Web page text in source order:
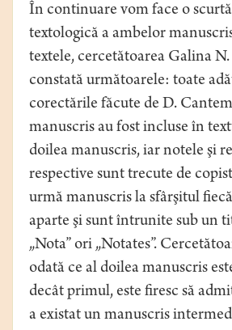
În continuare vom face o
textologică a ambelor
textele, cercetătoarea Galina
constată următoarele: toate
corectările făcute de D.
manuscris au fost incluse în
doilea manuscris, iar notele şi
respective sunt trecute de
urmă manuscris la sfârşitul
aparte şi sunt întrunite sub un
„Nota” ori „Notates”.
odată ce al doilea manuscris
decât primul, este firesc să
a existat un manuscris